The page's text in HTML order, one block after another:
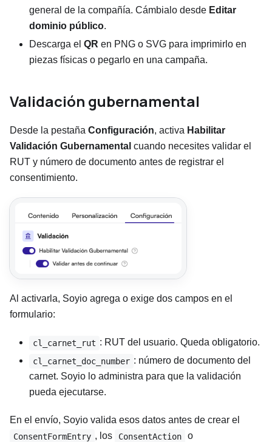
general de la compañía. Cámbialo desde Editar
dominio público.
Descarga el QR en PNG o SVG para imprimirlo en
piezas físicas o pegarlo en una campaña.
Validación gubernamental
Desde la pestaña Configuración, activa Habilitar
Validación Gubernamental cuando necesites validar el
RUT y número de documento antes de registrar el
consentimiento.
Al activarla, Soyio agrega o exige dos campos en el
formulario:
cl_carnet_rut : RUT del usuario. Queda obligatorio.
cl_carnet_doc_number : número de documento del
carnet. Soyio lo administra para que la validación
pueda ejecutarse.
En el envío, Soyio valida esos datos antes de crear el
ConsentFormEntry , los ConsentAction o